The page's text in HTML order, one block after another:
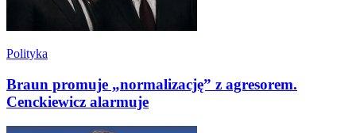
Polityka
Braun promuje „normalizację” z agresorem.
Cenckiewicz alarmuje